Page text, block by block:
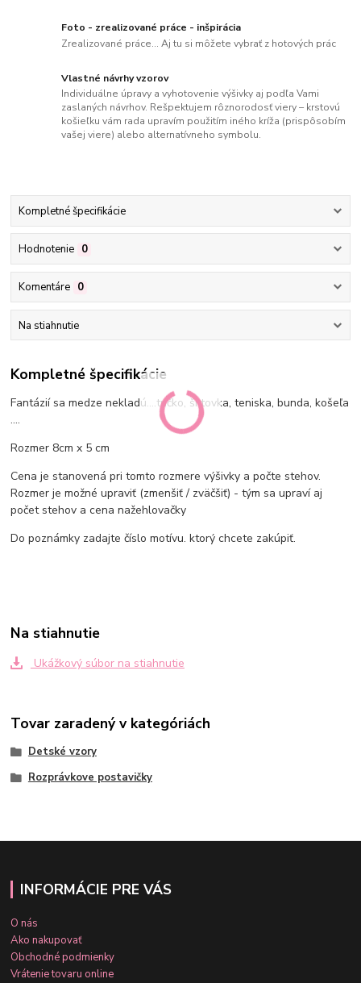
Foto - zrealizované práce - inšpirácia
Zrealizované práce... Aj tu si môžete vybrať z hotových prác
Vlastné návrhy vzorov
Individuálne úpravy a vyhotovenie výšivky aj podľa Vami
zaslaných návrhov. Rešpektujem rôznorodosť viery – krstovú
košieľku vám rada upravím použitím iného kríža (prispôsobím
vašej viere) alebo alternatívneho symbolu.
Kompletné špecifikácie
Hodnotenie 0
Komentáre 0
Na stiahnutie
Kompletné špecifikácie
Fantázií sa medze nekladú....tričko, šiltovka, teniska, bunda, košeľa
....
Rozmer 8cm x 5 cm
Cena je stanovená pri tomto rozmere výšivky a počte stehov.
Rozmer je možné upraviť (zmenšiť / zväčšiť) - tým sa upraví aj
počet stehov a cena nažehlovačky
Do poznámky zadajte číslo motívu. ktorý chcete zakúpiť.
Na stiahnutie
Ukážkový súbor na stiahnutie
Tovar zaradený v kategóriách
Detské vzory
Rozprávkove postavičky
INFORMÁCIE PRE VÁS
O nás
Ako nakupovať
Obchodné podmienky
Vrátenie tovaru online